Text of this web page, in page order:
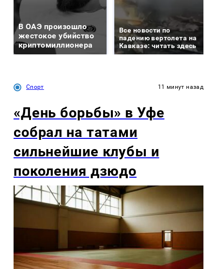
В ОАЭ произошло
жестокое убийство
криптомиллионера
Все новости по
падению вертолета на
Кавказе: читать здесь
Спорт 11 минут назад
«День борьбы» в Уфе
собрал на татами
сильнейшие клубы и
поколения дзюдо